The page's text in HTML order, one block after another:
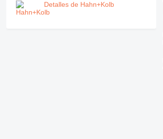
Detalles de Hahn+Kolb